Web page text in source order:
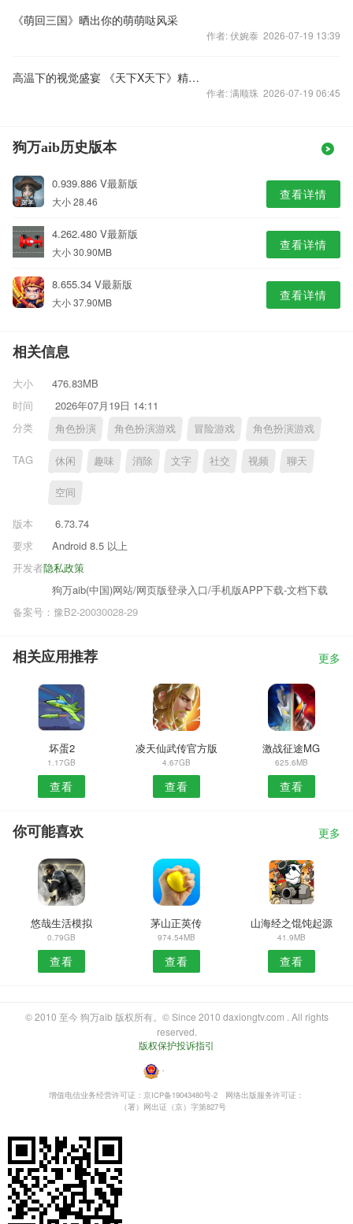
《萌回三国》晒出你的萌萌哒风采
作者: 伏婉泰 2026-07-19 13:39
高温下的视觉盛宴 《天下X天下》精英本凤巢原画鉴赏
作者: 满顺珠 2026-07-19 06:45
狗万aib历史版本
0.939.886 V最新版
大小 28.46 查看详情
4.262.480 V最新版
大小 30.90MB 查看详情
8.655.34 V最新版
大小 37.90MB 查看详情
相关信息
大小
476.83MB
时间
2026年07月19日 14:11
分类
角色扮演 角色扮演游戏 冒险游戏 角色扮演游戏
TAG 休闲 趣味 消除 文字 社交 视频 聊天
空间
版本
6.73.74
要求
Android 8.5 以上
隐私政策
开发者
狗万aib(中国)网站/网页版登录入口/手机版APP下载-文档下载
备案号：豫B2-20030028-29
相关应用推荐 更多
坏蛋2
1.17GB
查看
凌天仙武传官方版
4.67GB
查看
激战征途MG
625.6MB
查看
你可能喜欢 更多
悠哉生活模拟
0.79GB
查看
茅山正英传
974.54MB
查看
山海经之馄饨起源
41.9MB
查看
© 2010 至今 狗万aib 版权所有。© Since 2010 daxiongtv.com . All rights
reserved.
版权保护投诉指引
・
增值电信业务经营许可证：京ICP备19043480号-2
网络出版服务许可证：
（署）网出证（京）字第827号